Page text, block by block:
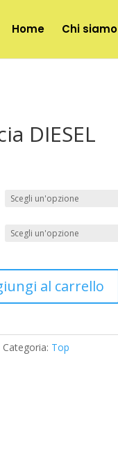
Home Chi siamo
DIESEL
al carrello
Categoria: Top